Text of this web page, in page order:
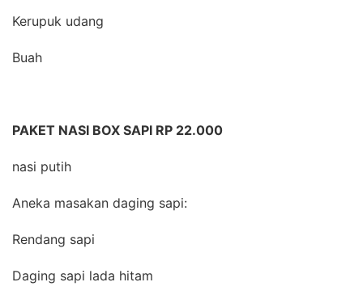
Kerupuk udang
Buah
PAKET NASI BOX SAPI RP 22.000
nasi putih
Aneka masakan daging sapi:
Rendang sapi
Daging sapi lada hitam